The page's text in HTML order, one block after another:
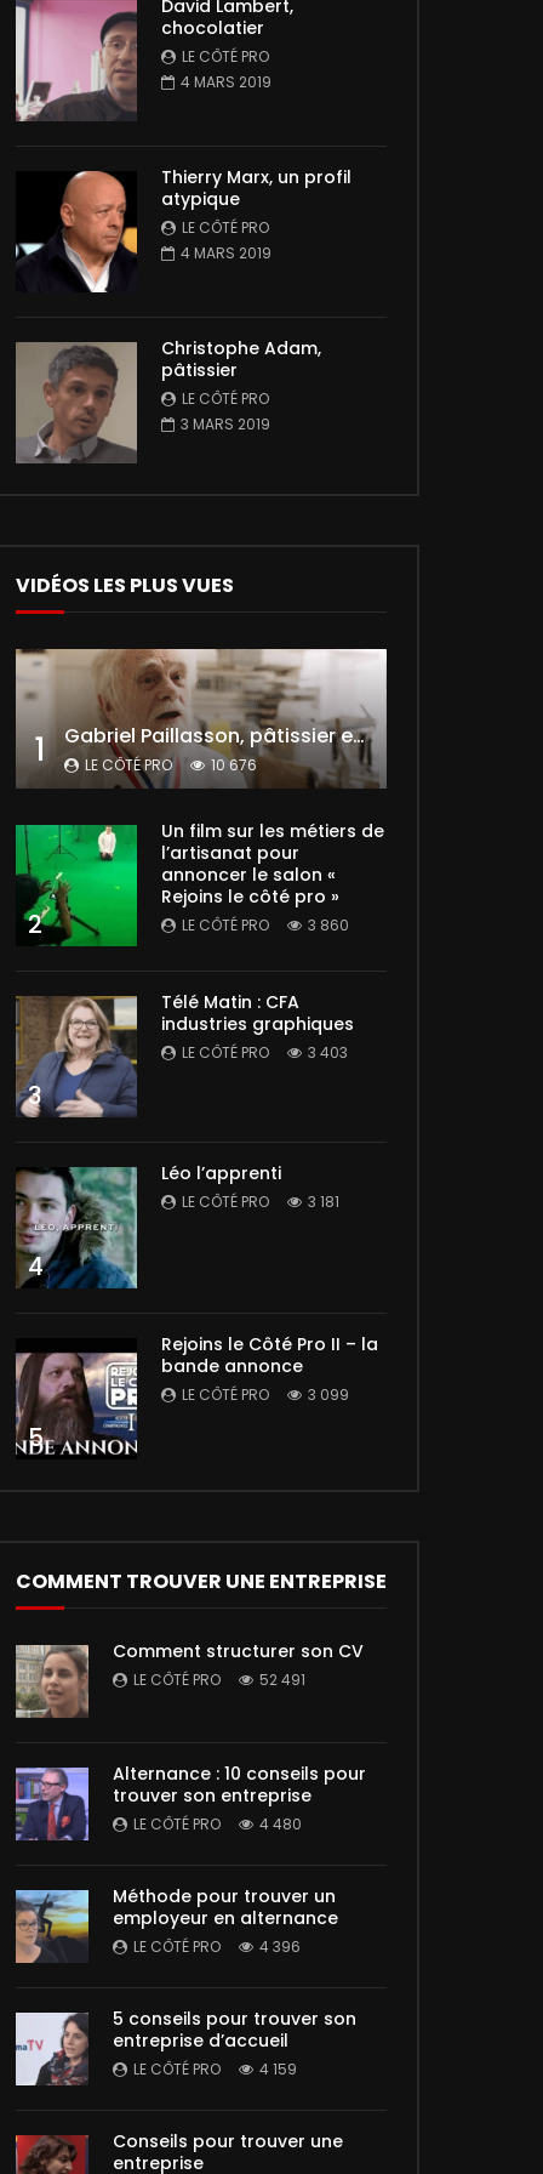
David Lambert,
chocolatier
LE CÔTÉ PRO
4 MARS 2019
Thierry Marx, un profil
atypique
LE CÔTÉ PRO
4 MARS 2019
Christophe Adam,
pâtissier
LE CÔTÉ PRO
3 MARS 2019
VIDÉOS LES PLUS VUES
1 Gabriel Paillasson, pâtissier et glacier
LE CÔTÉ PRO 10 676
2
Un film sur les métiers de
l’artisanat pour
annoncer le salon «
Rejoins le côté pro »
LE CÔTÉ PRO 3 860
3
Télé Matin : CFA
industries graphiques
LE CÔTÉ PRO 3 403
4
Léo l’apprenti
LE CÔTÉ PRO 3 181
5
Rejoins le Côté Pro II – la
bande annonce
LE CÔTÉ PRO 3 099
COMMENT TROUVER UNE ENTREPRISE
Comment structurer son CV
LE CÔTÉ PRO 52 491
Alternance : 10 conseils pour
trouver son entreprise
LE CÔTÉ PRO 4 480
Méthode pour trouver un
employeur en alternance
LE CÔTÉ PRO 4 396
5 conseils pour trouver son
entreprise d’accueil
LE CÔTÉ PRO 4 159
Conseils pour trouver une
entreprise